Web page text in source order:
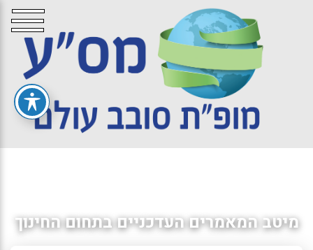
מיטב המאמרים העדכניים בתחום החינוך